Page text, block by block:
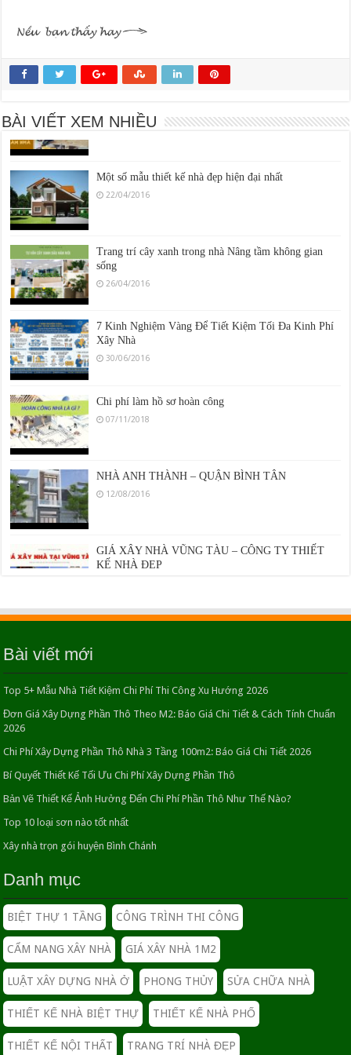
BÀI VIẾT XEM NHIỀU
Đức
Tiết Cho Người Mới Bắt Đầu
30/06/2016
Một số mẫu thiết kế nhà đẹp hiện đại nhất
22/04/2016
Trang trí cây xanh trong nhà Nâng tầm không gian
sống
26/04/2016
7 Kinh Nghiệm Vàng Để Tiết Kiệm Tối Đa Kinh Phí
Xây Nhà
30/06/2016
Chi phí làm hồ sơ hoàn công
07/11/2018
NHÀ ANH THÀNH – QUẬN BÌNH TÂN
12/08/2016
GIÁ XÂY NHÀ VŨNG TÀU – CÔNG TY THIẾT
KẾ NHÀ ĐẸP
Xây nhà trọn gói huyện Bình Chánh
Thiết kế nhà 2 tầng 4 phòng ngủ Bí quyết tối ưu diện
tích và công năng
DỊCH VỤ SỬA CHỮA NHÀ TRỌN GÓI HỒ CHÍ
20/04/2020
GIÁ ÉP CỌC BÊ TÔNG NHÀ DÂN CHUẨN BỊ
MẬT ĐỘ XÂY DỰNG NHÀ PHỐ
07/11/2018
Thiết kế nội thất cho phòng ngủ
26/04/2016
Trang Trí Phòng Ngủ Đơn Giản Đẹp Bình Dân
Bài viết mới
Top 5+ Mẫu Nhà Tiết Kiệm Chi Phí Thi Công Xu Hướng 2026
Đơn Giá Xây Dựng Phần Thô Theo M2: Báo Giá Chi Tiết & Cách Tính Chuẩn
2026
Chi Phí Xây Dựng Phần Thô Nhà 3 Tầng 100m2: Báo Giá Chi Tiết 2026
Bí Quyết Thiết Kế Tối Ưu Chi Phí Xây Dựng Phần Thô
Bản Vẽ Thiết Kế Ảnh Hưởng Đến Chi Phí Phần Thô Như Thế Nào?
Top 10 loại sơn nào tốt nhất
Xây nhà trọn gói huyện Bình Chánh
Danh mục
BIỆT THỰ 1 TẦNG CÔNG TRÌNH THI CÔNG
CẨM NANG XÂY NHÀ GIÁ XÂY NHÀ 1M2
LUẬT XÂY DỰNG NHÀ Ở PHONG THỦY SỬA CHỮA NHÀ
THIẾT KẾ NHÀ BIỆT THỰ THIẾT KẾ NHÀ PHỐ
THIẾT KẾ NỘI THẤT TRANG TRÍ NHÀ ĐẸP